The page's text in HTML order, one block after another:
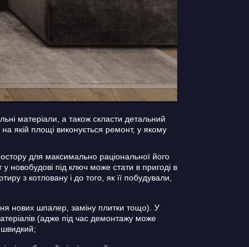
матеріали, а також скласти детальний
якій площі виконується ремонт, у якому
для максимально раціональної його
у новобудові під ключ може стати в пригоді в
з котловану і до того, як її побудували,
нових шпалер, заміну плитки тощо). У
(адже під час демонтажу може